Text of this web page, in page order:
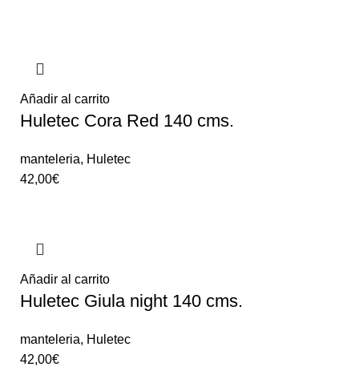
Añadir al carrito
Huletec Cora Red 140 cms.
manteleria, Huletec
42,00€
Añadir al carrito
Huletec Giula night 140 cms.
manteleria, Huletec
42,00€